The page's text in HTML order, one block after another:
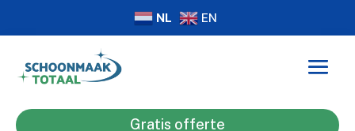
NL EN
Gratis offerte